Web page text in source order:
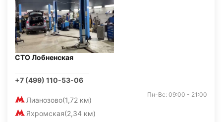
СТО Лобненская
+7 (499) 110-53-06
Лианозово(1,72 км)
Яхромская(2,34 км)
Пн-Вс: 09:00 - 21:00